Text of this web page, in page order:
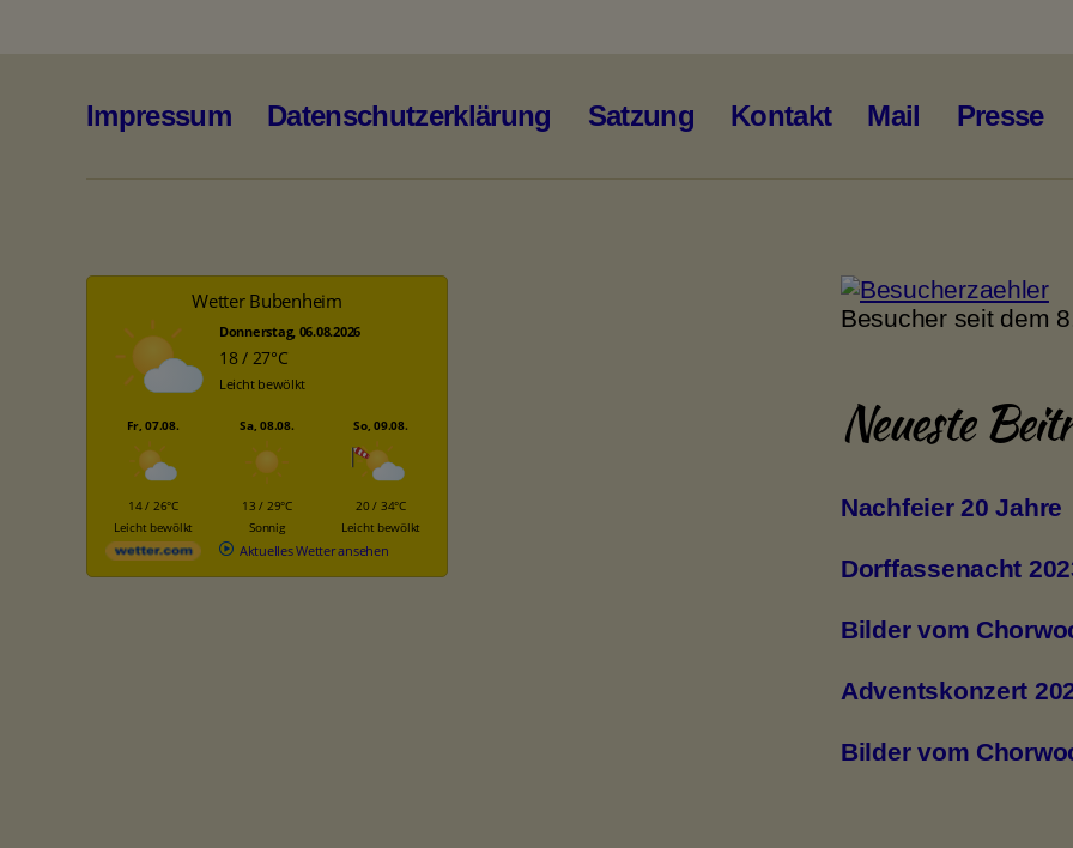
Impressum Datenschutzerklärung Satzung Kontakt Mail Presse
Wetter Bubenheim
Donnerstag, 06.08.2026
18 / 27°C
Leicht bewölkt
Fr, 07.08.
14 / 26°C
Leicht bewölkt
Sa, 08.08.
13 / 29°C
Sonnig
So, 09.08.
20 / 34°C
Leicht bewölkt
Aktuelles Wetter ansehen
Besucher seit dem
Neueste
Nachfeier 20 Jahre
Dorffassenacht
Bilder vom
Adventskonzert
Bilder vom